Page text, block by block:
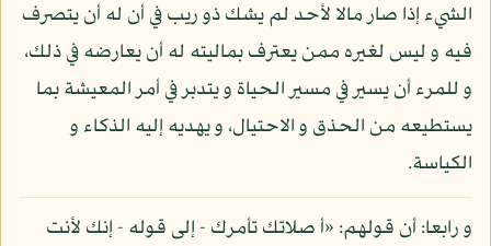
الشيء إذا صار مالا لأحد لم يشك ذو ريب في أن له أن يتصرف
فيه و ليس لغيره ممن يعترف بماليته له أن يعارضه في ذلك،
و للمرء أن يسير في مسير الحياة و يتدبر في أمر المعيشة بما
يستطيعه من الحذق و الاحتيال، و يهديه إليه الذكاء و
الكياسة.
و رابعا: أن قولهم: «أ صلاتك تأمرك - إلى قوله - إنك لأنت